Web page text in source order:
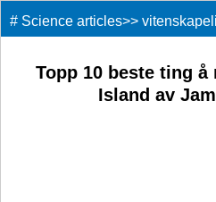
# Science articles>>
Topp 10 beste ting
Island av